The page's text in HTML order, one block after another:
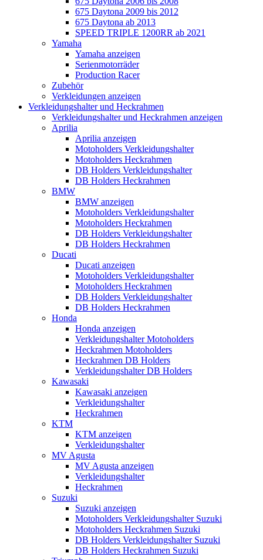
675 Daytona 2009 bis 2012
675 Daytona ab 2013
SPEED TRIPLE 1200RR ab 2021
Yamaha
Yamaha anzeigen
Serienmotorräder
Production Racer
Zubehör
Verkleidungen anzeigen
Verkleidungshalter und Heckrahmen
Verkleidungshalter und Heckrahmen anzeigen
Aprilia
Aprilia anzeigen
Motoholders Verkleidungshalter
Motoholders Heckrahmen
DB Holders Verkleidungshalter
DB Holders Heckrahmen
BMW
BMW anzeigen
Motoholders Verkleidungshalter
Motoholders Heckrahmen
DB Holders Verkleidungshalter
DB Holders Heckrahmen
Ducati
Ducati anzeigen
Motoholders Verkleidungshalter
Motoholders Heckrahmen
DB Holders Verkleidungshalter
DB Holders Heckrahmen
Honda
Honda anzeigen
Verkleidungshalter Motoholders
Heckrahmen Motoholders
Heckrahmen DB Holders
Verkleidungshalter DB Holders
Kawasaki
Kawasaki anzeigen
Verkleidungshalter
Heckrahmen
KTM
KTM anzeigen
Verkleidungshalter
MV Agusta
MV Agusta anzeigen
Verkleidungshalter
Heckrahmen
Suzuki
Suzuki anzeigen
Motoholders Verkleidungshalter Suzuki
Motoholders Heckrahmen Suzuki
DB Holders Verkleidungshalter Suzuki
DB Holders Heckrahmen Suzuki